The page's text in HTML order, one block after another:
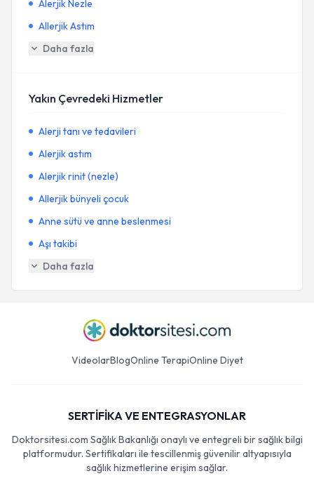
Alerjik Nezle
Allerjik Astım
Daha fazla
Yakın Çevredeki Hizmetler
Alerji tanı ve tedavileri
Alerjik astım
Alerjik rinit (nezle)
Allerjik bünyeli çocuk
Anne sütü ve anne beslenmesi
Aşı takibi
Daha fazla
VideolarBlogOnline TerapiOnline Diyet
SERTİFİKA VE ENTEGRASYONLAR
Doktorsitesi.com Sağlık Bakanlığı onaylı ve entegreli bir sağlık bilgi
platformudur. Sertifikaları ile tescillenmiş güvenilir altyapısıyla
sağlık hizmetlerine erişim sağlar.